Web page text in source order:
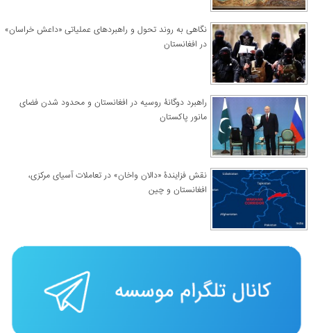
نگاهی به روند تحول و راهبردهای عملیاتی «داعش خراسان»
در افغانستان
راهبرد دوگانۀ روسیه در افغانستان و محدود شدن فضای
مانور پاکستان
نقش فزایندۀ «دالان واخان» در تعاملات آسیای مرکزی،
افغانستان و چین